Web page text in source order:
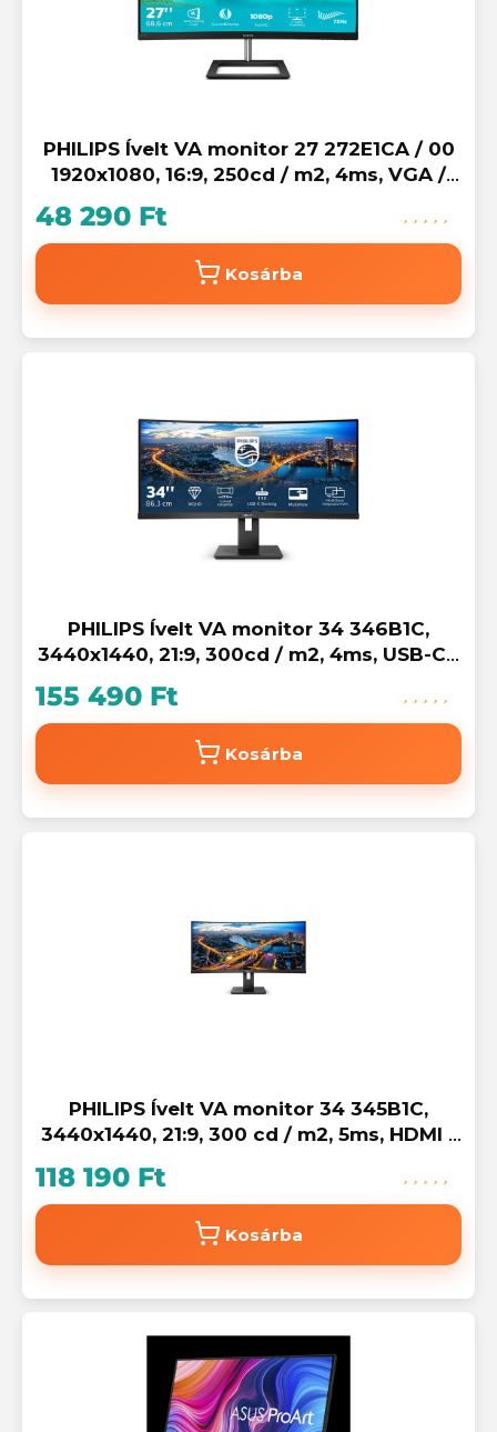
PHILIPS Ívelt VA monitor 27 272E1CA / 00
1920x1080, 16:9, 250cd / m2, 4ms, VGA /
48 290 Ft
Kosárba
PHILIPS Ívelt VA monitor 34 346B1C,
3440x1440, 21:9, 300cd / m2, 4ms, USB-C /
USB-B / 4xUSB / HDCP / LAN / DP / HDMI,
155 490 Ft
Kosárba
PHILIPS Ívelt VA monitor 34 345B1C,
3440x1440, 21:9, 300 cd / m2, 5ms, HDMI /
118 190 Ft
Kosárba